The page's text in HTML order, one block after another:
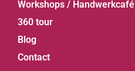
Workshops / Handwerkcafé
360 tour
Blog
Contact